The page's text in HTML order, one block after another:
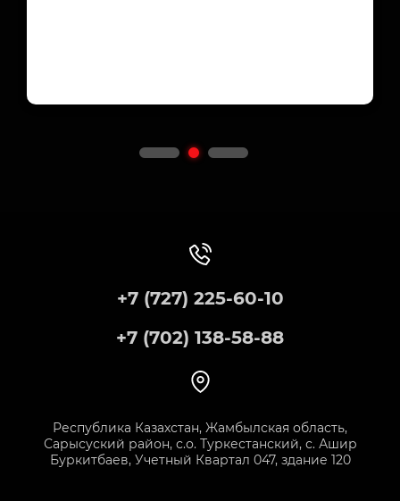
+7 (727) 225-60-10
+7 (702) 138-58-88
Республика Казахстан, Жамбылская область,
Сарысуский район, с.о. Туркестанский, с. Ашир
Буркитбаев, Учетный Квартал 047, здание 120